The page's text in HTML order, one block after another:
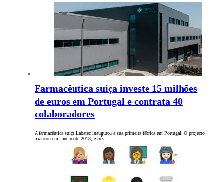
Farmacêutica suíça investe 15 milhões
de euros em Portugal e contrata 40
colaboradores
A farmacêutica suíça Labatec inaugurou a sua primeira fábrica em Portugal. O projecto
arrancou em Janeiro de 2018, e três…